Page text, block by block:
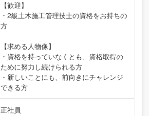
【歓迎】
・2級土木施工管理技士の資格をお持ちの
方
【求める人物像】
・資格を持っていなくとも、資格取得の
ために努力し続けられる方
・新しいことにも、前向きにチャレンジ
できる方
正社員